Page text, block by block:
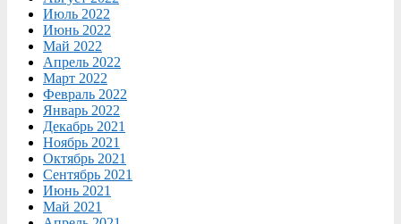
Июль 2022
Июнь 2022
Май 2022
Апрель 2022
Март 2022
Февраль 2022
Январь 2022
Декабрь 2021
Ноябрь 2021
Октябрь 2021
Сентябрь 2021
Июнь 2021
Май 2021